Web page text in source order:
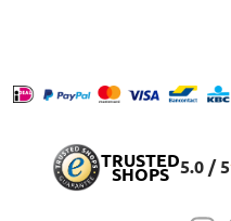
TRUSTED
SHOPS 5.0 / 5